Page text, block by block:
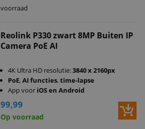
voorraad
Reolink P330 zwart 8MP Buiten IP
Camera PoE AI
4K Ultra HD resolutie:3840 x 2160px
PoE, AI functies, time-lapse
App voor iOS en Android
99,99
Op voorraad